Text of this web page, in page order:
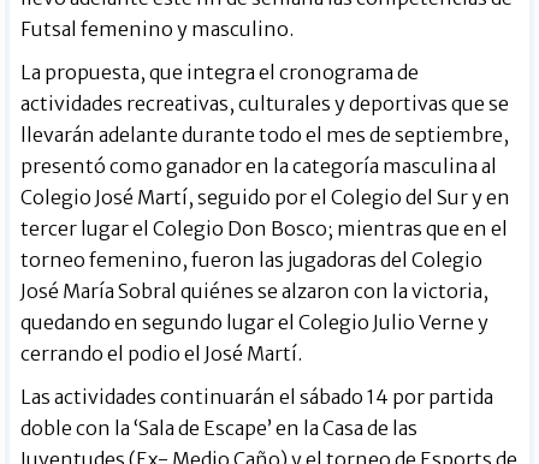
Futsal femenino y masculino.
La propuesta, que integra el cronograma de
actividades recreativas, culturales y deportivas que se
llevarán adelante durante todo el mes de septiembre,
presentó como ganador en la categoría masculina al
Colegio José Martí, seguido por el Colegio del Sur y en
tercer lugar el Colegio Don Bosco; mientras que en el
torneo femenino, fueron las jugadoras del Colegio
José María Sobral quiénes se alzaron con la victoria,
quedando en segundo lugar el Colegio Julio Verne y
cerrando el podio el José Martí.
Las actividades continuarán el sábado 14 por partida
doble con la ‘Sala de Escape’ en la Casa de las
Juventudes (Ex- Medio Caño) y el torneo de Esports de